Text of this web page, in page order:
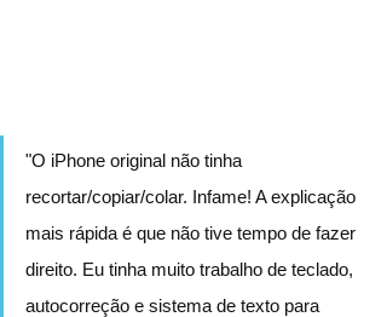
"O iPhone original não tinha
recortar/copiar/colar. Infame! A explicação
mais rápida é que não tive tempo de fazer
direito. Eu tinha muito trabalho de teclado,
autocorreção e sistema de texto para